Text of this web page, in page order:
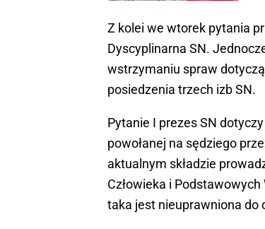
Z kolei we wtorek pytania
Dyscyplinarna SN.
wstrzymaniu spraw
posiedzenia trzech izb SN.
Pytanie I prezes SN
powołanej na sędziego
aktualnym składzie
Człowieka i
taka jest nieuprawniona do